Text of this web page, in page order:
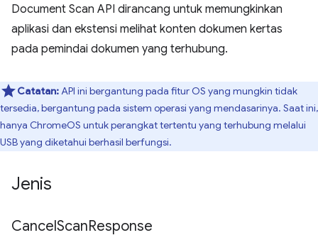
Document Scan API dirancang untuk memungkinkan
aplikasi dan ekstensi melihat konten dokumen kertas
pada pemindai dokumen yang terhubung.
Catatan:API ini bergantung pada fitur OS yang mungkin tidak
tersedia, bergantung pada sistem operasi yang mendasarinya. Saat ini,
hanya ChromeOS untuk perangkat tertentu yang terhubung melalui
USB yang diketahui berhasil berfungsi.
Jenis
CancelScanResponse